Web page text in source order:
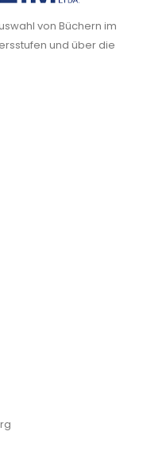
von Büchern im
und über die